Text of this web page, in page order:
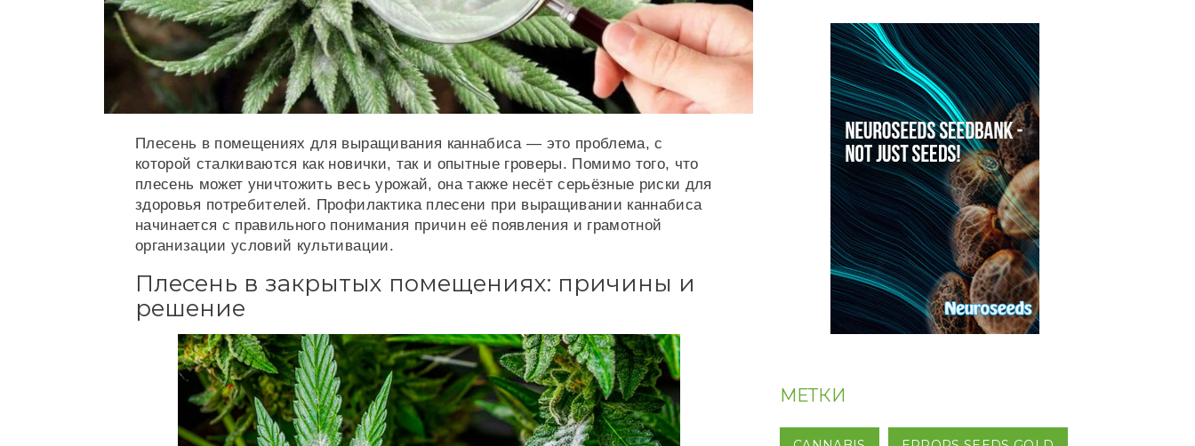
Плесень в помещениях для выращивания каннабиса — это проблема, с
которой сталкиваются как новички, так и опытные гроверы. Помимо того, что
плесень может уничтожить весь урожай, она также несёт серьёзные риски для
здоровья потребителей. Профилактика плесени при выращивании каннабиса
начинается с правильного понимания причин её появления и грамотной
организации условий культивации.
Плесень в закрытых помещениях: причины и
решение
МЕТКИ